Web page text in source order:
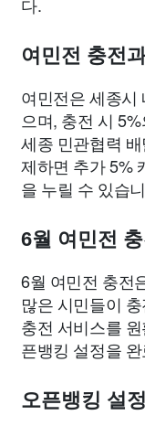
여민전 충전
여민전은 세종시
으며, 충전 시
세종 민관협력
제하면 추가 5%
을 누릴 수 있습
6월 여민전
6월 여민전 충전
많은 시민들이
충전 서비스를
픈뱅킹 설정을
오픈뱅킹 설